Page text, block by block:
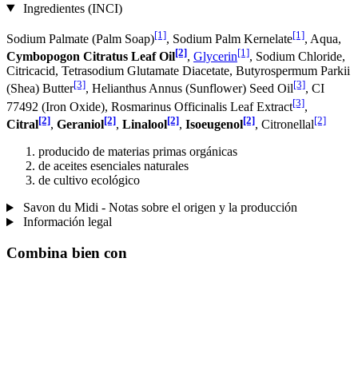
Ingredientes (INCI)
Sodium Palmate (Palm Soap)[1], Sodium Palm Kernelate[1], Aqua,
Cymbopogon Citratus Leaf Oil[2], Glycerin[1], Sodium Chloride,
Citricacid, Tetrasodium Glutamate Diacetate, Butyrospermum Parkii
(Shea) Butter[3], Helianthus Annus (Sunflower) Seed Oil[3], CI
77492 (Iron Oxide), Rosmarinus Officinalis Leaf Extract[3],
Citral[2], Geraniol[2], Linalool[2], Isoeugenol[2], Citronellal[2]
producido de materias primas orgánicas
de aceites esenciales naturales
de cultivo ecológico
Savon du Midi - Notas sobre el origen y la producción
Información legal
Combina bien con